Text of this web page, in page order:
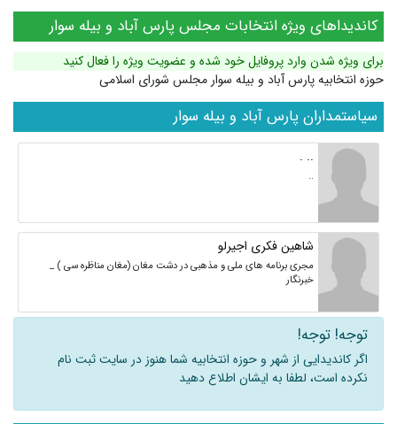
کاندیداهای ویژه انتخابات مجلس پارس آباد و بیله سوار
برای ویژه شدن وارد پروفایل خود شده و عضویت ویژه را فعال کنید
حوزه انتخابیه پارس آباد و بیله سوار مجلس شورای اسلامی
سیاستمداران پارس آباد و بیله سوار
.. .
..
شاهین فکری اجیرلو
مجری برنامه های ملی و مذهبی در دشت مغان (مغان مناظره سی ) _
خبرنگار
توجه! توجه!
اگر کاندیدایی از شهر و حوزه انتخابیه شما هنوز در سایت ثبت نام
نکرده است، لطفا به ایشان اطلاع دهید